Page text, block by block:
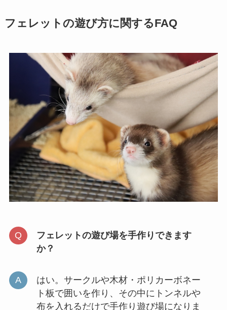
フェレットの遊び方に関するFAQ
フェレットの遊び場を手作りできます
か？
はい。サークルや木材・ポリカーボネー
ト板で囲いを作り、その中にトンネルや
布を入れるだけで手作り遊び場になりま